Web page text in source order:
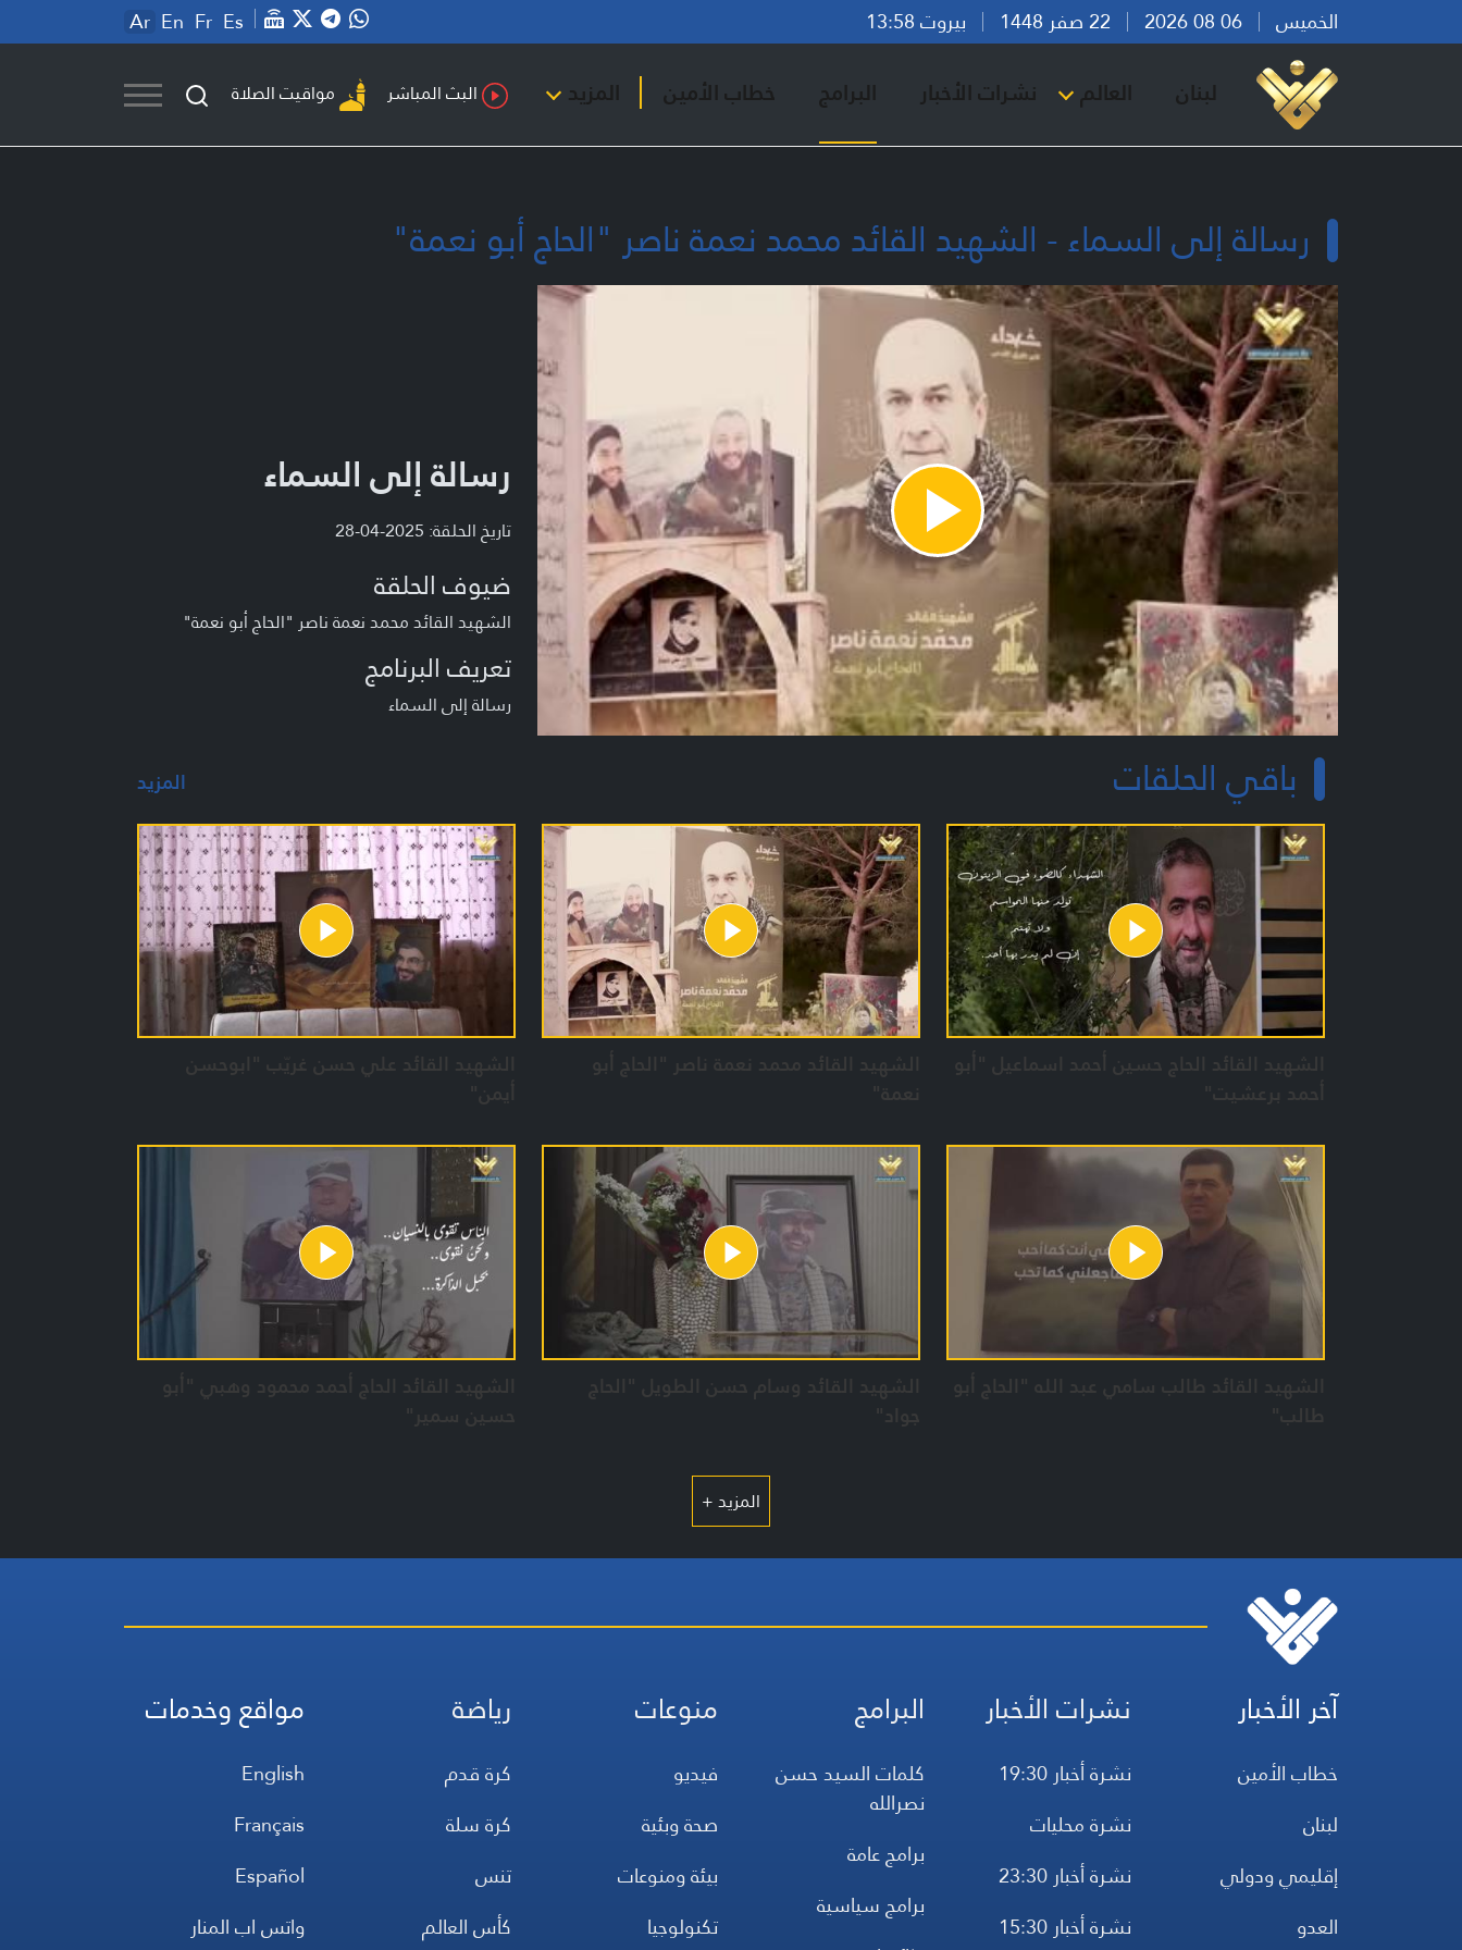
الخميس بيروت 13:58 Ar En Fr Es
لبنان العالم نشرات الأخبار البرامج خطاب الأمين المزيد البث المباشر مواقيت الصلاة
رسالة إلى السماء - الشهيد القائد محمد نعمة ناصر "الحاج أبو نعمة"
Play
Video
رسالة إلى السماء
تاريخ الحلقة: 2025-04-28
ضيوف الحلقة
الشهيد القائد محمد نعمة ناصر "الحاج أبو نعمة"
تعريف البرنامج
رسالة إلى السماء
باقي الحلقات المزيد
الشهيد القائد الحاج حسين أحمد اسماعيل "أبو
أحمد برعشيت"
الشهيد القائد محمد نعمة ناصر "الحاج أبو
نعمة"
الشهيد القائد علي حسن غريّب "ابوحسن
أيمن"
الشهيد القائد طالب سامي عبد الله "الحاج أبو
طالب"
الشهيد القائد وسام حسن الطويل "الحاج
جواد"
الشهيد القائد الحاج أحمد محمود وهبي "أبو
حسين سمير"
المزيد +
آخر الأخبار
خطاب الأمين
لبنان
إقليمي ودولي
العدو
نشرات الأخبار
نشرة أخبار 19:30
نشرة محليات
نشرة أخبار 23:30
نشرة أخبار 15:30
البرامج
كلمات السيد حسن
نصرالله
برامج عامة
برامج سياسية
منوعات
فيديو
صحة وبئية
بيئة ومنوعات
تكنولوجيا
رياضة
كرة قدم
كرة سلة
تنس
كأس العالم
مواقع وخدمات
English
Français
Español
واتس اب المنار